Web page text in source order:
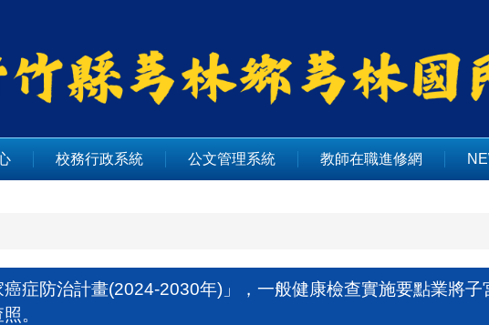
校務行政系統 公文管理系統 教師在職進修網
症防治計畫(2024-2030年)」，一般健康檢查實施要點業將
。